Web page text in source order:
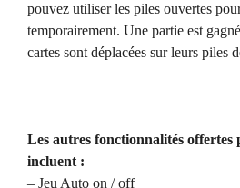
pouvez utiliser les piles ouvertes
temporairement. Une partie est
cartes sont déplacées sur leurs piles
Les autres fonctionnalités
incluent :
– Jeu Auto on / off